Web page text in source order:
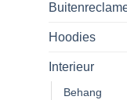
Hoodies
Interieur
Behang